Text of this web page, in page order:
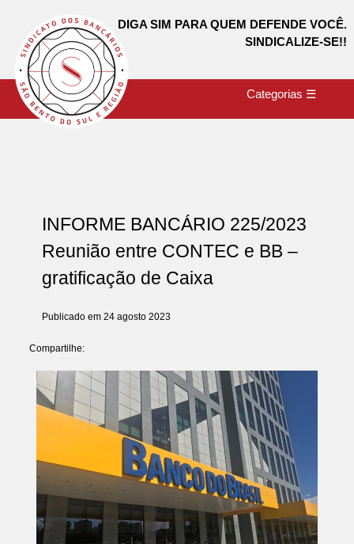
DIGA SIM PARA QUEM DEFENDE VOCÊ.
SINDICALIZE-SE!!
Categorias ☰
INFORME BANCÁRIO 225/2023
Reunião entre CONTEC e BB –
gratificação de Caixa
Publicado em 24 agosto 2023
Compartilhe: